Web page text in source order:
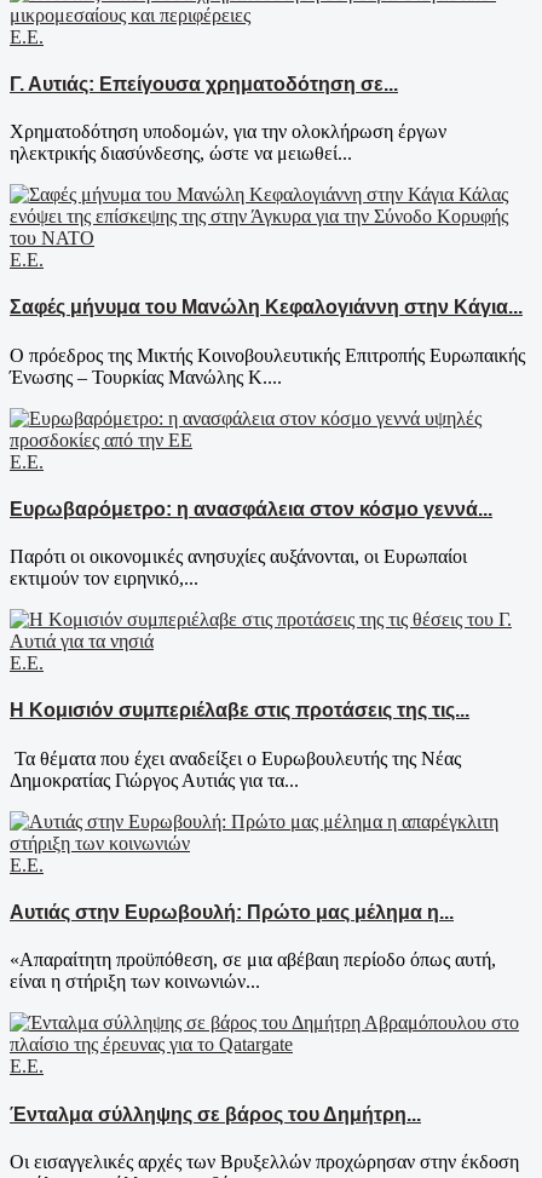
Ε.Ε.
Γ. Αυτιάς: Επείγουσα χρηματοδότηση σε...
Χρηματοδότηση υποδομών, για την ολοκλήρωση έργων
ηλεκτρικής διασύνδεσης, ώστε να μειωθεί...
Ε.Ε.
Σαφές μήνυμα του Μανώλη Κεφαλογιάννη στην Κάγια...
Ο πρόεδρος της Μικτής Κοινοβουλευτικής Επιτροπής Ευρωπαικής
Ένωσης – Τουρκίας Μανώλης Κ....
Ε.Ε.
Ευρωβαρόμετρο: η ανασφάλεια στον κόσμο γεννά...
Παρότι οι οικονομικές ανησυχίες αυξάνονται, οι Ευρωπαίοι
εκτιμούν τον ειρηνικό,...
Ε.Ε.
Η Κομισιόν συμπεριέλαβε στις προτάσεις της τις...
Τα θέματα που έχει αναδείξει ο Ευρωβουλευτής της Νέας
Δημοκρατίας Γιώργος Αυτιάς για τα...
Ε.Ε.
Αυτιάς στην Ευρωβουλή: Πρώτο μας μέλημα η...
«Απαραίτητη προϋπόθεση, σε μια αβέβαιη περίοδο όπως αυτή,
είναι η στήριξη των κοινωνιών...
Ε.Ε.
Ένταλμα σύλληψης σε βάρος του Δημήτρη...
Οι εισαγγελικές αρχές των Βρυξελλών προχώρησαν στην έκδοση